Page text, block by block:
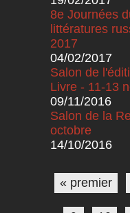
8e Journées
littératures
2017
04/02/2017
Salon de
Livre - 11-13
09/11/2016
Salon de la
octobre
14/10/2016
Pages
« premier